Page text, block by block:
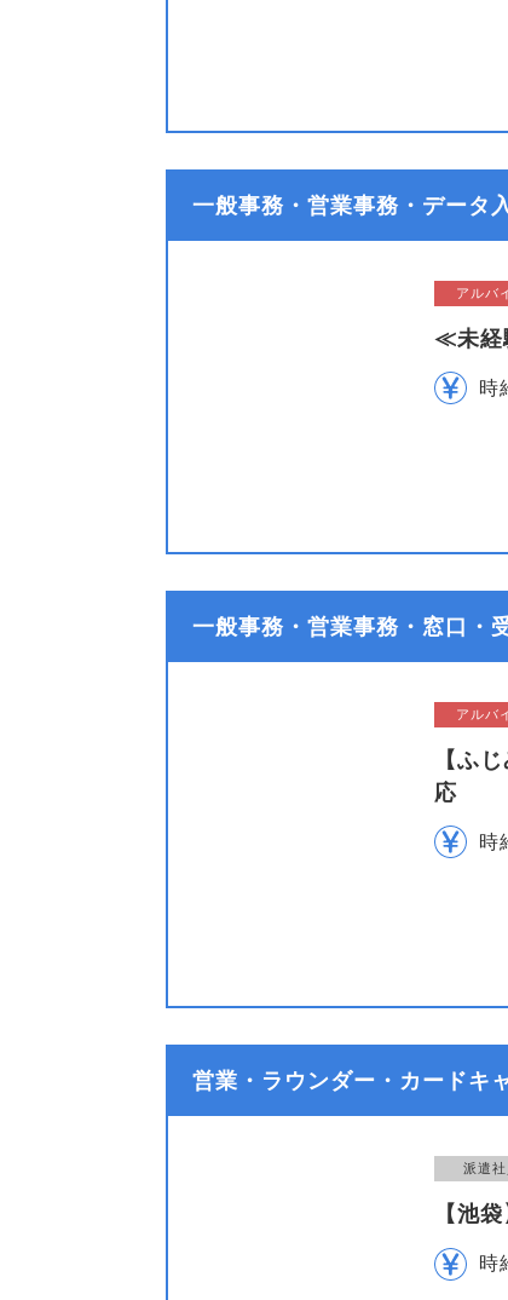
一般事務・営業事務・データ
アルバ
≪未経
時
一般事務・営業事務・窓口・
アルバ
【ふ
応
時
営業・ラウンダー・カードキ
派遣社
【池
時